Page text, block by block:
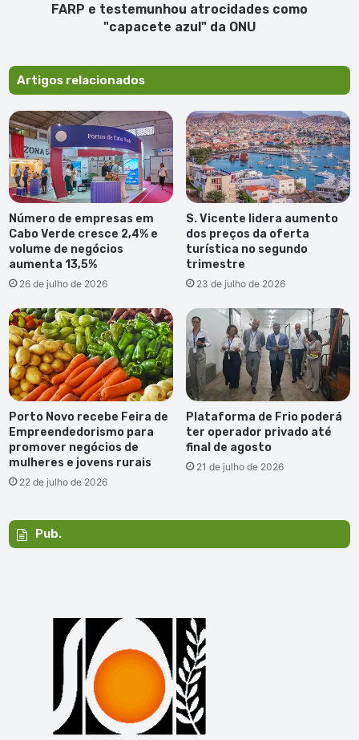
presenciou
marido
pelas
e
testemunhou
atrocidades
como
"capacete
da
ONU
FARP e testemunhou atrocidades como
"capacete azul" da ONU
Artigos relacionados
Número de empresas em
Cabo Verde cresce 2,4% e
volume de negócios
aumenta 13,5%
26 de julho de 2026
S. Vicente lidera aumento
dos preços da oferta
turística no segundo
trimestre
23 de julho de 2026
Porto Novo recebe Feira de
Empreendedorismo para
promover negócios de
mulheres e jovens rurais
22 de julho de 2026
Plataforma de Frio poderá
ter operador privado até
final de agosto
21 de julho de 2026
Pub.